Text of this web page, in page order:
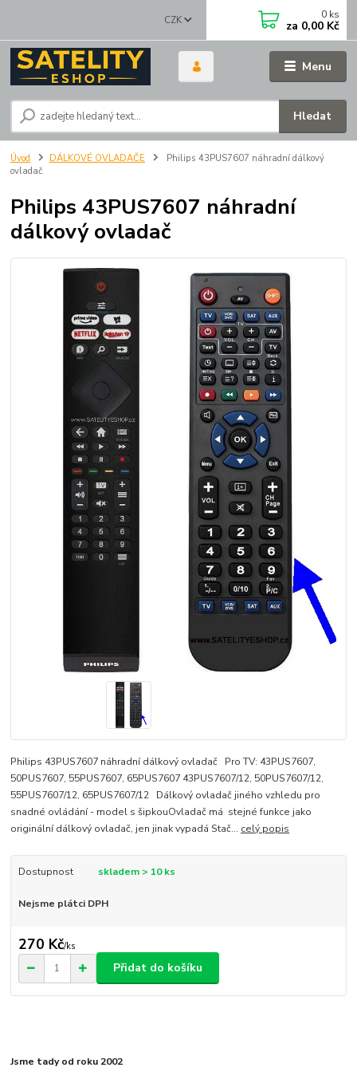
Menu
CZK
Hledat
0 ks
za 0,00 Kč
Úvod DÁLKOVÉ OVLADAČE
Philips 43PUS7607 náhradní dálkový
ovladač
Philips 43PUS7607 náhradní
dálkový ovladač
Philips 43PUS7607 náhradní dálkový ovladač Pro TV: 43PUS7607,
50PUS7607, 55PUS7607, 65PUS7607 43PUS7607/12, 50PUS7607/12,
55PUS7607/12, 65PUS7607/12 Dálkový ovladač jiného vzhledu pro
snadné ovládání - model s šipkouOvladač má stejné funkce jako
originální dálkový ovladač, jen jinak vypadá Stač... celý popis
Dostupnost skladem > 10 ks
Nejsme plátci DPH
270 Kč/ks
Přidat do košíku
Jsme tady od roku 2002